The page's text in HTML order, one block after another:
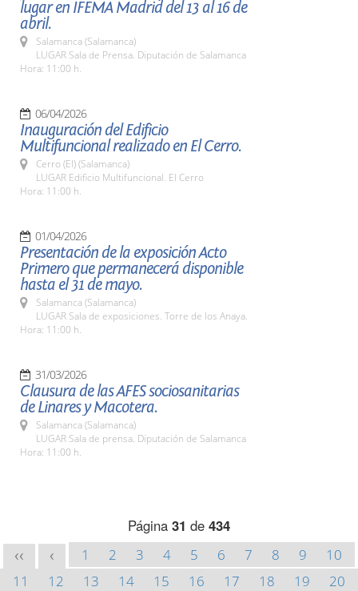
lugar en IFEMA Madrid del 13 al 16 de
abril.
Salamanca (Salamanca)
LUGAR Sala de Prensa. Diputación de Salamanca
Hora: 11:00 h.
06/04/2026
Inauguración del Edificio
Multifuncional realizado en El Cerro.
Cerro (El) (Salamanca)
LUGAR Edificio Multifuncional. El Cerro
Hora: 11:00 h.
01/04/2026
Presentación de la exposición Acto
Primero que permanecerá disponible
hasta el 31 de mayo.
Salamanca (Salamanca)
LUGAR Sala de exposiciones. Torre de los Anaya.
Hora: 11:00 h.
31/03/2026
Clausura de las AFES sociosanitarias
de Linares y Macotera.
Salamanca (Salamanca)
LUGAR Sala de prensa. Diputación de Salamanca
Hora: 11:00 h.
Página 31 de 434
<< < 1 2 3 4 5 6 7 8 9
10
11
12 13 14 15 16 17 18 19
20